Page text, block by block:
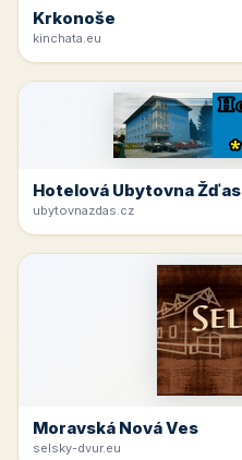
Krkonoše
kinchata.eu
Hotelová Ubytovna Žďas
ubytovnazdas.cz
Moravská Nová Ves
selsky-dvur.eu